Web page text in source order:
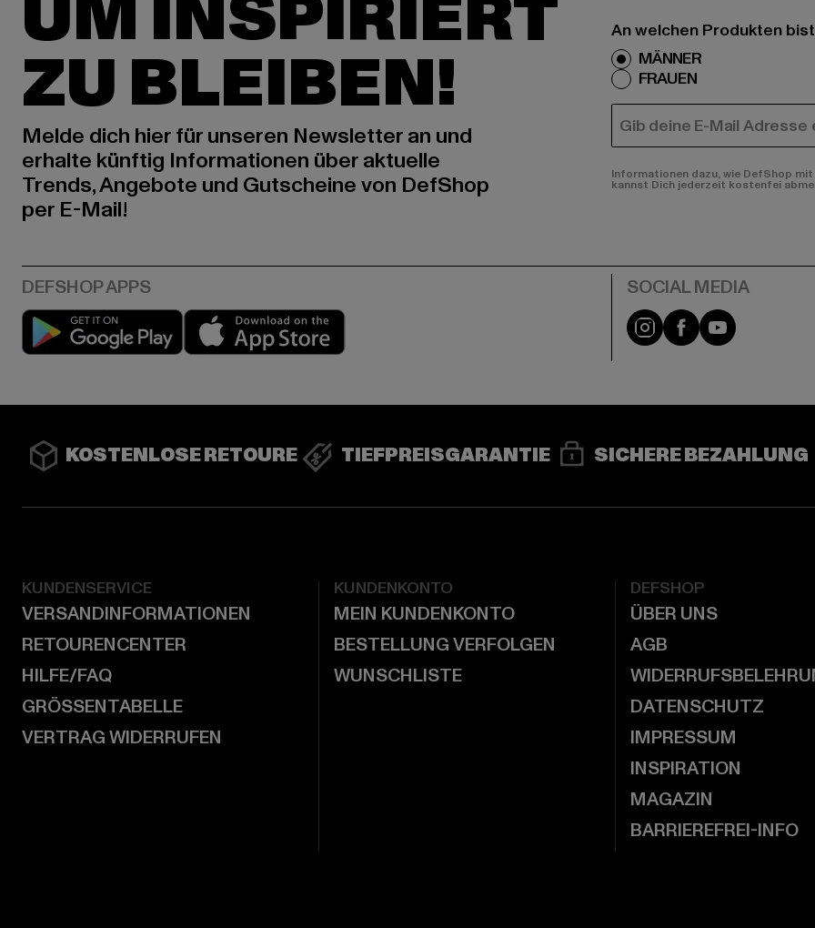
UM INSPIRIERT
ZU BLEIBEN!
Melde dich hier für unseren Newsletter an und
erhalte künftig Informationen über aktuelle
Trends, Angebote und Gutscheine von DefShop
per E-Mail!
An welchen Produkten
MÄNNER
FRAUEN
E-MAIL
Informationen dazu, wie DefShop
kannst Dich jederzeit kostenfei
Play market Instagram
FacebookYouTube
KOSTENLOSE RETOURE TIEFPREISGARANTIE SICHERE BEZAHLUNG
KUNDENSERVICE
VERSANDINFORMATIONEN
RETOURENCENTER
HILFE/FAQ
GRÖSSENTABELLE
VERTRAG WIDERRUFEN
KUNDENKONTO
MEIN KUNDENKONTO
BESTELLUNG VERFOLGEN
WUNSCHLISTE
DEFSHOP
ÜBER UNS
AGB
DATENSCHUTZ
IMPRESSUM
INSPIRATION
MAGAZIN
BARRIEREFREI-INFO